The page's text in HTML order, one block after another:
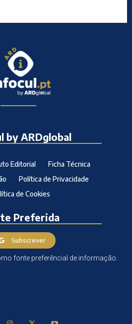
by ARDglobal
Editorial
Ficha Técnica
Política de Privacidade
de Cookies
Preferida
Subscrever
fonte preferêncial de informação.